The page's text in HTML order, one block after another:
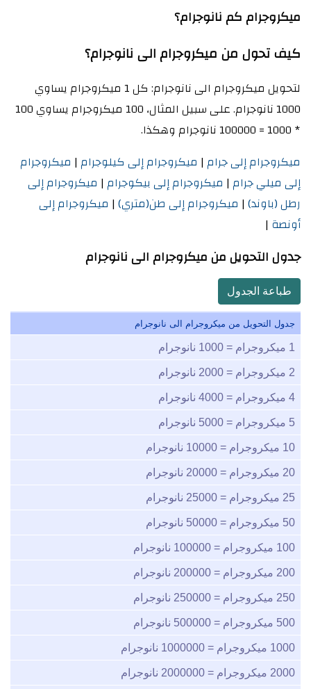
ميكروجرام كم نانوجرام؟
كيف تحول من ميكروجرام الى نانوجرام؟
لتحويل ميكروجرام الى نانوجرام: كل 1 ميكروجرام يساوي
1000 نانوجرام. على سبيل المثال، 100 ميكروجرام يساوي 100
* 1000 = 100000 نانوجرام وهكذا.
ميكروجرام إلى جرام | ميكروجرام إلى كيلوجرام | ميكروجرام
إلى ميلي جرام | ميكروجرام إلى بيكوجرام | ميكروجرام إلى
رطل (باوند) | ميكروجرام إلى طن(متري) | ميكروجرام إلى
أونصة |
جدول التحويل من ميكروجرام الى نانوجرام
طباعة الجدول
جدول التحويل من ميكروجرام الى نانوجرام
1 ميكروجرام = 1000 نانوجرام
2 ميكروجرام = 2000 نانوجرام
4 ميكروجرام = 4000 نانوجرام
5 ميكروجرام = 5000 نانوجرام
10 ميكروجرام = 10000 نانوجرام
20 ميكروجرام = 20000 نانوجرام
25 ميكروجرام = 25000 نانوجرام
50 ميكروجرام = 50000 نانوجرام
100 ميكروجرام = 100000 نانوجرام
200 ميكروجرام = 200000 نانوجرام
250 ميكروجرام = 250000 نانوجرام
500 ميكروجرام = 500000 نانوجرام
1000 ميكروجرام = 1000000 نانوجرام
2000 ميكروجرام = 2000000 نانوجرام